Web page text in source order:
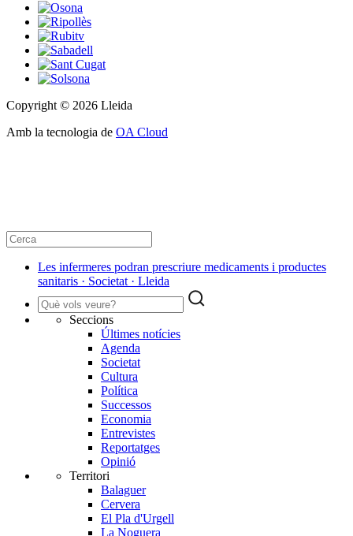
Copyright © 2026 Lleida
Amb la tecnologia de OA Cloud
Les infermeres podran prescriure medicaments i productes
sanitaris · Societat · Lleida
Seccions
Últimes notícies
Agenda
Societat
Cultura
Política
Successos
Economia
Entrevistes
Reportatges
Opinió
Territori
Balaguer
Cervera
El Pla d'Urgell
La Noguera